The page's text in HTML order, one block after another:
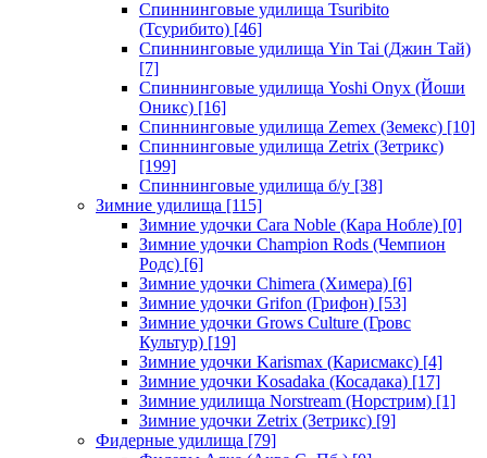
Спиннинговые удилища Tsuribito
(Тсурибито) [46]
Спиннинговые удилища Yin Tai (Джин Тай)
[7]
Спиннинговые удилища Yoshi Onyx (Йоши
Оникс) [16]
Спиннинговые удилища Zemex (Земекс) [10]
Спиннинговые удилища Zetrix (Зетрикс)
[199]
Спиннинговые удилища б/у [38]
Зимние удилища [115]
Зимние удочки Cara Noble (Кара Нобле) [0]
Зимние удочки Champion Rods (Чемпион
Родс) [6]
Зимние удочки Chimera (Химера) [6]
Зимние удочки Grifon (Грифон) [53]
Зимние удочки Grows Culture (Гровс
Культур) [19]
Зимние удочки Karismax (Карисмакс) [4]
Зимние удочки Kosadaka (Косадака) [17]
Зимние удилища Norstream (Норстрим) [1]
Зимние удочки Zetrix (Зетрикс) [9]
Фидерные удилища [79]